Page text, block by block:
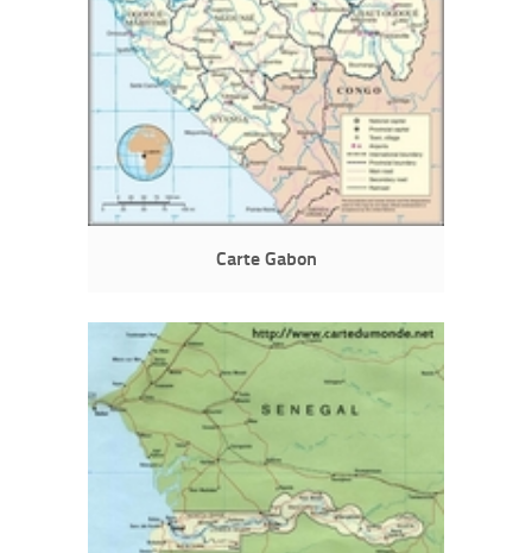
Carte Gabon